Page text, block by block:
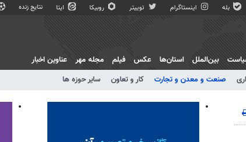
بله اینستاگرام توییتر روبیکا ایتا نتایج زنده
صنعت و معدن و تجارت کار و تعاون سایر حوزه ها
بین‌الملل استان‌ها عکس فیلم مجله مهر عناوین اخبار